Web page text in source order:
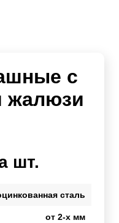
с
жалюзи
шт.
сталь
от 2-х мм